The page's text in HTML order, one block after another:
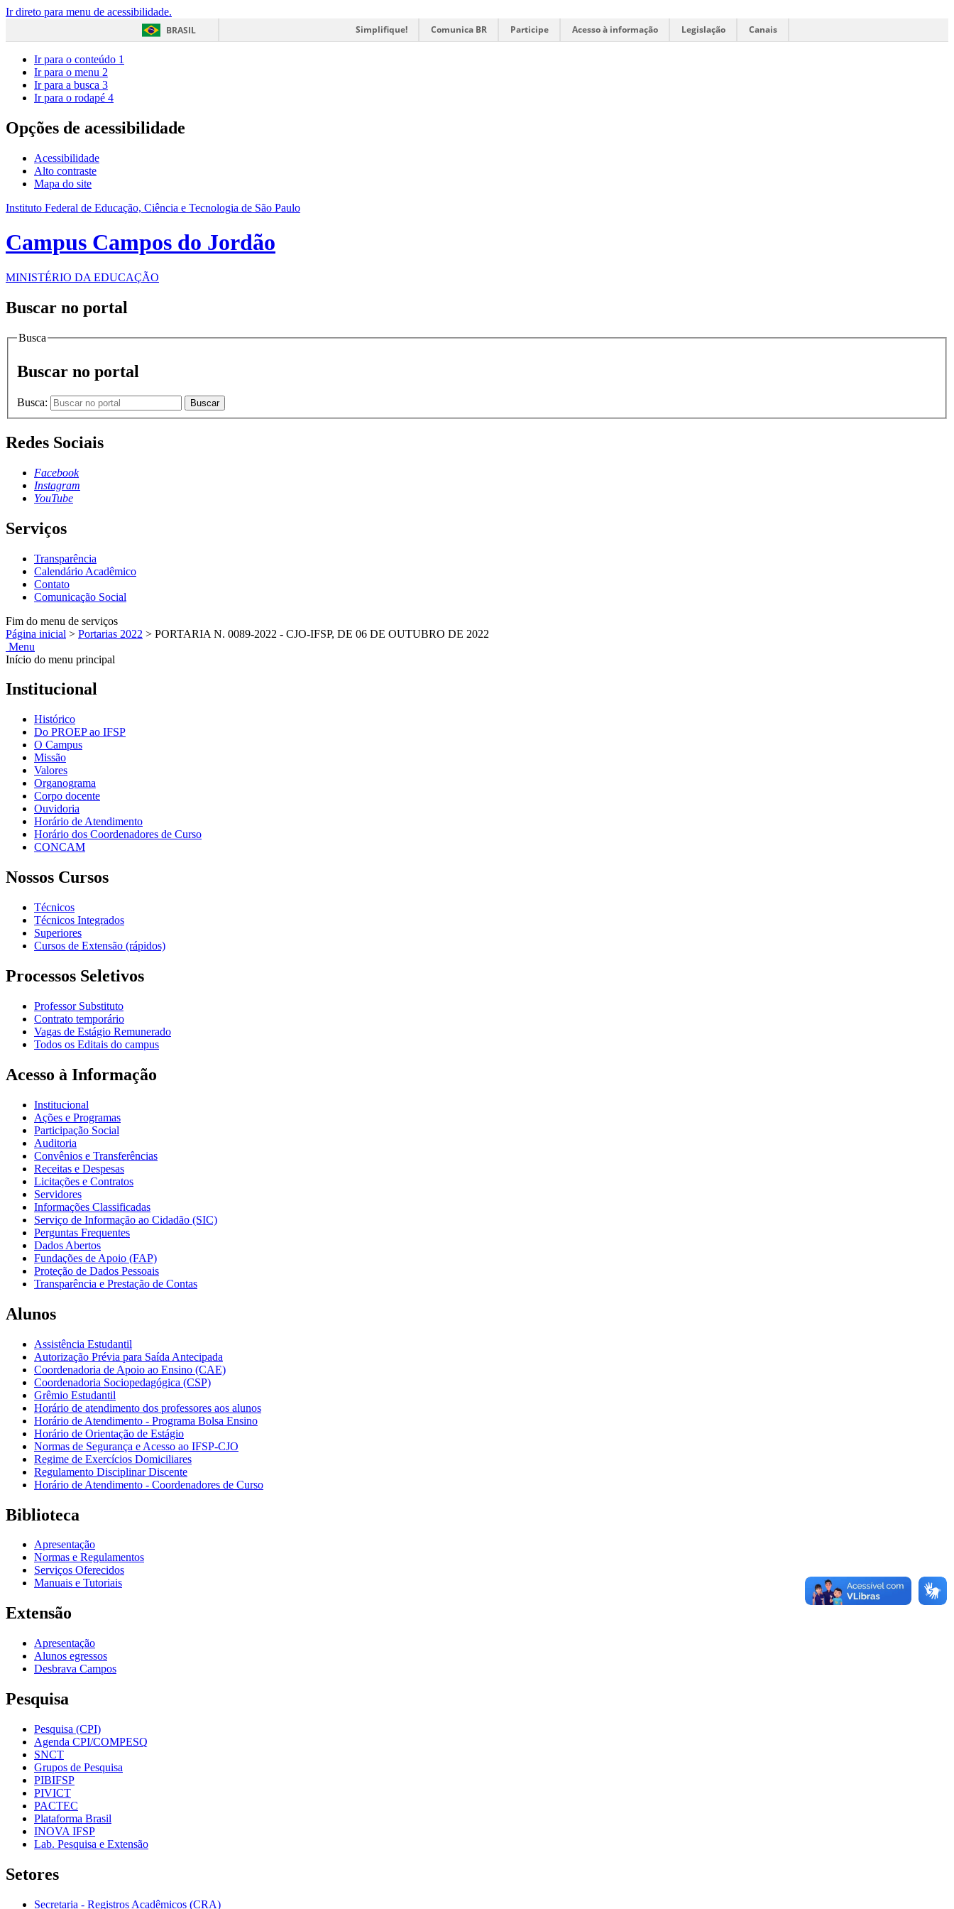
Ir direto para menu de acessibilidade.
BRASIL
Simplifique! Comunica BR Participe Acesso à informação Legislação Canais
Ir para o conteúdo 1
Ir para o menu 2
Ir para a busca 3
Ir para o rodapé 4
Opções de acessibilidade
Acessibilidade
Alto contraste
Mapa do site
Instituto Federal de Educação, Ciência e Tecnologia de São Paulo
Campus Campos do Jordão
MINISTÉRIO DA EDUCAÇÃO
Buscar no portal
Busca
Buscar no portal
Busca: Buscar
Redes Sociais
Facebook
Instagram
YouTube
Serviços
Transparência
Calendário Acadêmico
Contato
Comunicação Social
Fim do menu de serviços
Página inicial > Portarias 2022 > PORTARIA N. 0089-2022 - CJO-IFSP, DE 06 DE OUTUBRO DE 2022
Menu
Início do menu principal
Institucional
Histórico
Do PROEP ao IFSP
O Campus
Missão
Valores
Organograma
Corpo docente
Ouvidoria
Horário de Atendimento
Horário dos Coordenadores de Curso
CONCAM
Nossos Cursos
Técnicos
Técnicos Integrados
Superiores
Cursos de Extensão (rápidos)
Processos Seletivos
Professor Substituto
Contrato temporário
Vagas de Estágio Remunerado
Todos os Editais do campus
Acesso à Informação
Institucional
Ações e Programas
Participação Social
Auditoria
Convênios e Transferências
Receitas e Despesas
Licitações e Contratos
Servidores
Informações Classificadas
Serviço de Informação ao Cidadão (SIC)
Perguntas Frequentes
Dados Abertos
Fundações de Apoio (FAP)
Proteção de Dados Pessoais
Transparência e Prestação de Contas
Alunos
Assistência Estudantil
Autorização Prévia para Saída Antecipada
Coordenadoria de Apoio ao Ensino (CAE)
Coordenadoria Sociopedagógica (CSP)
Grêmio Estudantil
Horário de atendimento dos professores aos alunos
Horário de Atendimento - Programa Bolsa Ensino
Horário de Orientação de Estágio
Normas de Segurança e Acesso ao IFSP-CJO
Regime de Exercícios Domiciliares
Regulamento Disciplinar Discente
Horário de Atendimento - Coordenadores de Curso
Biblioteca
Apresentação
Normas e Regulamentos
Serviços Oferecidos
Manuais e Tutoriais
Extensão
Apresentação
Alunos egressos
Desbrava Campos
Pesquisa
Pesquisa (CPI)
Agenda CPI/COMPESQ
SNCT
Grupos de Pesquisa
PIBIFSP
PIVICT
PACTEC
Plataforma Brasil
INOVA IFSP
Lab. Pesquisa e Extensão
Setores
Secretaria - Registros Acadêmicos (CRA)